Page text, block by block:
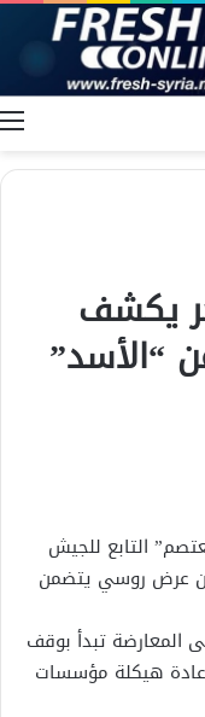
يكشف
“الأسد”
التابع للجيش
عرض روسي يتضمن
تبدأ بوقف
هيكلة مؤسسات